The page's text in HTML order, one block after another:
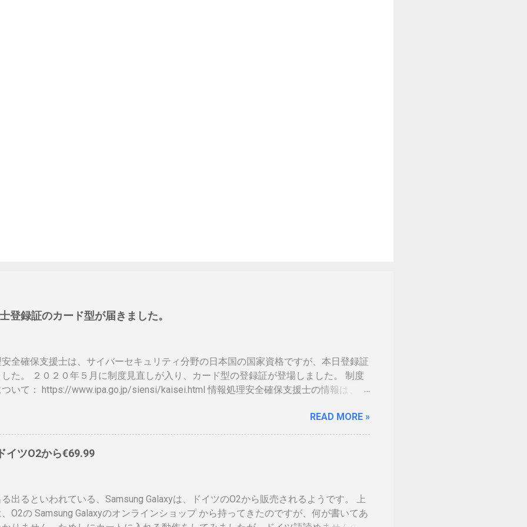
登録証のカード型が届きました。
全確保支援士は、サイバーセキュリティ分野の日本国の国家資格ですが、本日登録証
た。 ２０２０年５月に制度見直しが入り、カード型の登録証が登場しました。 制度
いて： https://www.ipa.go.jp/siensi/kaisei.html 情報処理安全確保支援士の情報は、あ
数によりグリーン、ブルー、ゴールドと色が変わるらしい。（ゴールドとか運転免許
でもこれって、せっかく作ったのに、今のデジタル庁云々の話の流れで、マイナンバ
www.ipa.go.jp/siensi/toberiss/index.html ※生年月日の部分だけ加工しました。 ※登
かかるので、講習等でお金を払うタイミングで、やめるかを決める事になるかと思い
ード返納するの忘れそう。 まとめ カードが届いて少し気分が上がりました。１枚の
READ MORE »
イツO2から€69.99
出るといわれている、Samsung Galaxyは、ドイツのO2から販売されるようです。 上
O2の Samsung Galaxyのオンラインショップ から持ってきたのですが、何が書いてあ